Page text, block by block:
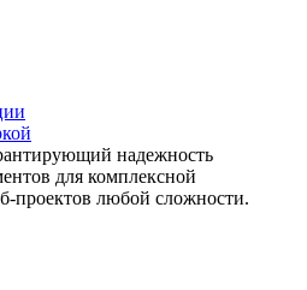
надежность
для комплексной
проектов любой сложности.